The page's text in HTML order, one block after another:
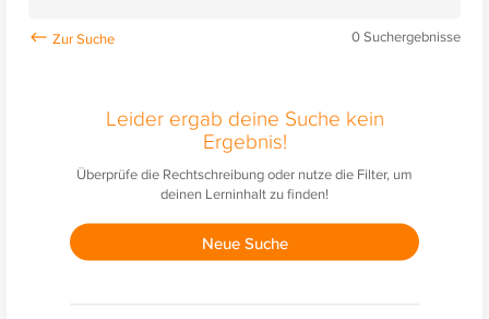
0Suchergebnisse
Leider ergab deine Suche kein
Ergebnis!
Überprüfe die Rechtschreibung oder nutze die Filter, um
deinen Lerninhalt zu finden!
Neue Suche